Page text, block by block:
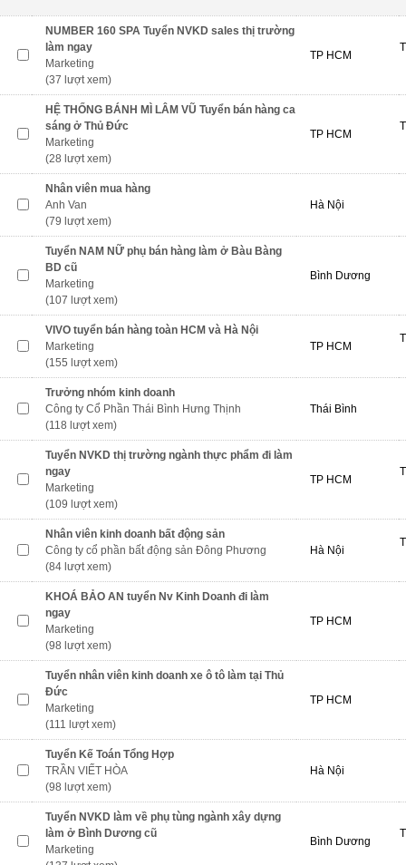
NUMBER 160 SPA Tuyển NVKD sales thị trường
làm ngay
Marketing
(37 lượt xem)
TP HCM
HỆ THỐNG BÁNH MÌ LÂM VŨ Tuyển bán hàng ca
sáng ở Thủ Đức
Marketing
(28 lượt xem)
TP HCM
Nhân viên mua hàng
Anh Van
(79 lượt xem)
Hà Nội
Tuyển NAM NỮ phụ bán hàng làm ở Bàu Bàng
BD cũ
Marketing
(107 lượt xem)
Bình Dương
VIVO tuyển bán hàng toàn HCM và Hà Nội
Marketing
(155 lượt xem)
TP HCM
Trưởng nhóm kinh doanh
Công ty Cổ Phần Thái Bình Hưng Thịnh
(118 lượt xem)
Thái Bình
Tuyển NVKD thị trường ngành thực phẩm đi làm
ngay
Marketing
(109 lượt xem)
TP HCM
Nhân viên kinh doanh bất động sản
Công ty cổ phần bất động sản Đông Phương
(84 lượt xem)
Hà Nội
KHOÁ BẢO AN tuyển Nv Kinh Doanh đi làm
ngay
Marketing
(98 lượt xem)
TP HCM
Tuyển nhân viên kinh doanh xe ô tô làm tại Thủ
Đức
Marketing
(111 lượt xem)
TP HCM
Tuyển Kế Toán Tổng Hợp
TRẦN VIẾT HÒA
(98 lượt xem)
Hà Nội
Tuyển NVKD làm về phụ tùng ngành xây dựng
làm ở Bình Dương cũ
Marketing
Bình Dương